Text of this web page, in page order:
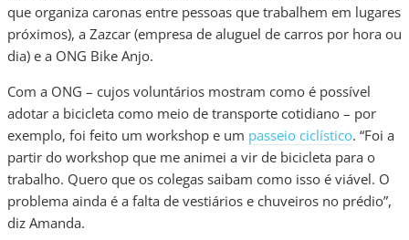
que organiza caronas entre pessoas que trabalhem em lugares
próximos), a Zazcar (empresa de aluguel de carros por hora ou
dia) e a ONG Bike Anjo.
Com a ONG – cujos voluntários mostram como é possível
adotar a bicicleta como meio de transporte cotidiano – por
exemplo, foi feito um workshop e um passeio ciclístico. “Foi a
partir do workshop que me animei a vir de bicicleta para o
trabalho. Quero que os colegas saibam como isso é viável. O
problema ainda é a falta de vestiários e chuveiros no prédio”,
diz Amanda.